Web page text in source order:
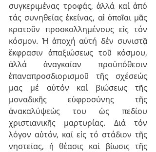
συγκεριμένας τροφάς, ἀλλά καί ἀπό
τάς συνηθείας ἐκείνας, αἱ ὁποῖαι μᾶς
κρατοῦν προσκολλημένους εἰς τόν
κόσμον. Ἡ ἀποχή αὐτή δέν συνιστᾷ
ἔκφρασιν ἀπαξιώσεως τοῦ κόσμου,
ἀλλά ἀναγκαίαν προϋπόθεσιν
ἐπαναπροσδιορισμοῦ τῆς σχέσεώς
μας μέ αὐτόν καί βιώσεως τῆς
μοναδικῆς εὐφροσύνης τῆς
ἀνακαλύψεώς του ὡς πεδίου
χριστιανικῆς μαρτυρίας. Διά τόν
λόγον αὐτόν, καί εἰς τό στάδιον τῆς
νηστείας, ἡ θέασις καί βίωσις τῆς